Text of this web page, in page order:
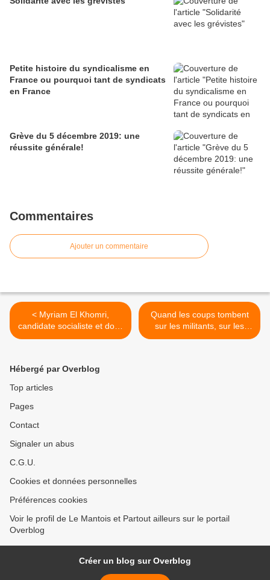
Petite histoire du syndicalisme en
France ou pourquoi tant de syndicats
en France
Grève du 5 décembre 2019: une
réussite générale!
Commentaires
Ajouter un commentaire
< Myriam El Khomri,
candidate socialiste et donc
de Benoît Hamon à Paris
Quand les coups tombent
sur les militants, sur les
salariés >
Hébergé par Overblog
Top articles
Pages
Contact
Signaler un abus
C.G.U.
Cookies et données personnelles
Préférences cookies
Voir le profil de Le Mantois et Partout ailleurs sur le portail
Overblog
Créer un blog sur Overblog